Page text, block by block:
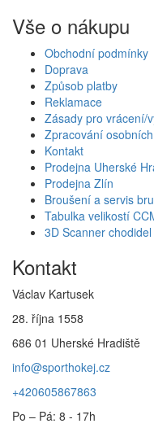
Vše o nákupu
Obchodní podmínky
Doprava
Způsob platby
Reklamace
Zásady pro vrácení/
Zpracování
Kontakt
Prodejna Uherské
Prodejna Zlín
Broušení a servis
Tabulka velikostí
3D Scanner chodidel
Kontakt
Václav Kartusek
28. října 1558
686 01 Uherské Hradiště
info@sporthokej.cz
+420605867863
Po – Pá: 8 - 17h